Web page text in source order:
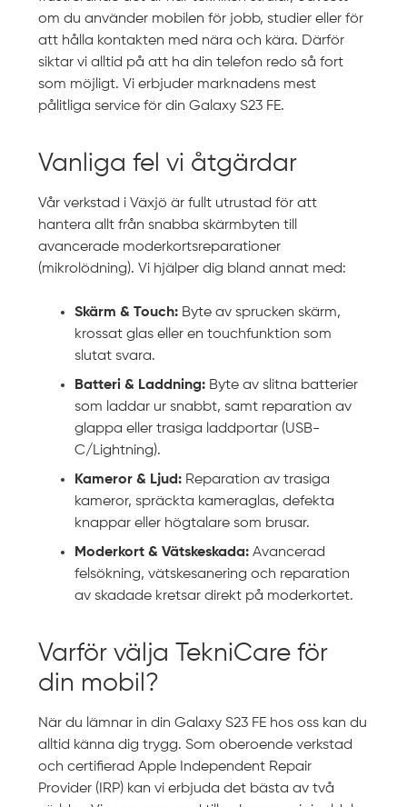
om du använder mobilen för jobb, studier eller för
att hålla kontakten med nära och kära. Därför
siktar vi alltid på att ha din telefon redo så fort
som möjligt. Vi erbjuder marknadens mest
pålitliga service för din Galaxy S23 FE.
Vanliga fel vi åtgärdar
Vår verkstad i Växjö är fullt utrustad för att
hantera allt från snabba skärmbyten till
avancerade moderkortsreparationer
(mikrolödning). Vi hjälper dig bland annat med:
Skärm & Touch: Byte av sprucken skärm,
krossat glas eller en touchfunktion som
slutat svara.
Batteri & Laddning: Byte av slitna batterier
som laddar ur snabbt, samt reparation av
glappa eller trasiga laddportar (USB-
C/Lightning).
Kameror & Ljud: Reparation av trasiga
kameror, spräckta kameraglas, defekta
knappar eller högtalare som brusar.
Moderkort & Vätskeskada: Avancerad
felsökning, vätskesanering och reparation
av skadade kretsar direkt på moderkortet.
Varför välja TekniCare för
din mobil?
När du lämnar in din Galaxy S23 FE hos oss kan du
alltid känna dig trygg. Som oberoende verkstad
och certifierad Apple Independent Repair
Provider (IRP) kan vi erbjuda det bästa av två